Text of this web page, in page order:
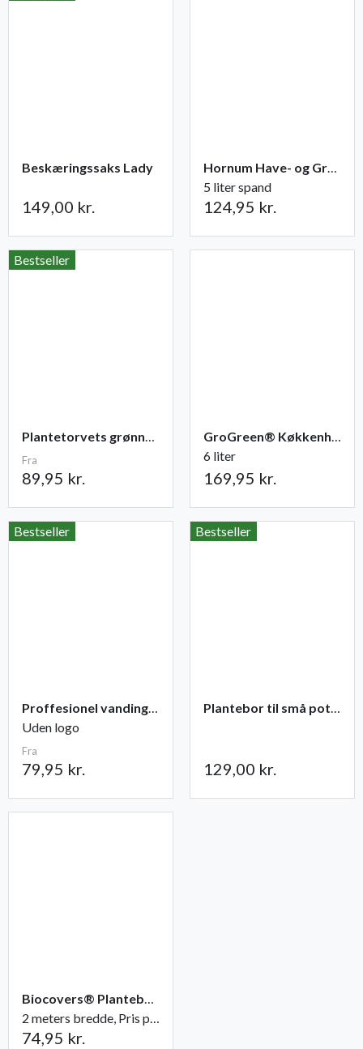
Beskæringssaks Lady
149,00 kr.
Hornum Have- og Grøntsagsgødning NPK 9-2-5
5 liter spand
124,95 kr.
Bestseller
Plantetorvets grønne vandingspose 75 liter
Fra
89,95 kr.
GroGreen® Køkkenhave NPK 6-2-6 + 2% Mg
6 liter
169,95 kr.
Bestseller
Proffesionel vandingspose 100 liter
Uden logo
Fra
79,95 kr.
Bestseller
Plantebor til små potter
129,00 kr.
Biocovers® Plantebaseret ukrudtsdug - 100% nedbrydelig
2 meters bredde, Pris pr. løbende meter
74,95 kr.